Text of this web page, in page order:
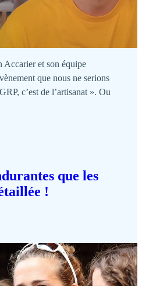
Accarier et son équipe
que nous ne serions
c’est de l’artisanat ». Ou
que les
!